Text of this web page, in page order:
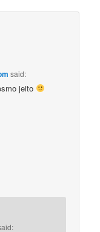
said:
jeito